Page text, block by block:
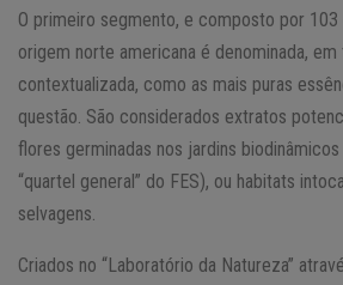
O primeiro segmento, e composto por
origem norte americana é denominada, em
contextualizada, como as mais puras
questão. São considerados extratos
flores germinadas nos jardins
“quartel general” do FES), ou habitats
selvagens.
Criados no “Laboratório da Natureza”